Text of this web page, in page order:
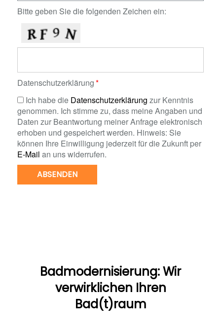
Bitte geben Sie die folgenden Zeichen ein:
Datenschutzerklärung
Ich habe die Datenschutzerklärung zur Kenntnis
genommen. Ich stimme zu, dass meine Angaben und
Daten zur Beantwortung meiner Anfrage elektronisch
erhoben und gespeichert werden. Hinweis: Sie
können Ihre Einwilligung jederzeit für die Zukunft per
E-Mail an uns widerrufen.
ABSENDEN
Badmodernisierung: Wir
verwirklichen Ihren
Bad(t)raum